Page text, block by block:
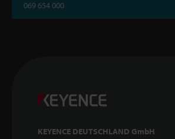
069 654 000
KEYENCE DEUTSCHLAND GmbH